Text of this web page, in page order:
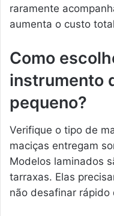
raramente
aumenta o custo
Como
instrumento
pequeno?
Verifique o tipo de
maciças entregam
Modelos laminados
tarraxas. Elas
não desafinar rápido